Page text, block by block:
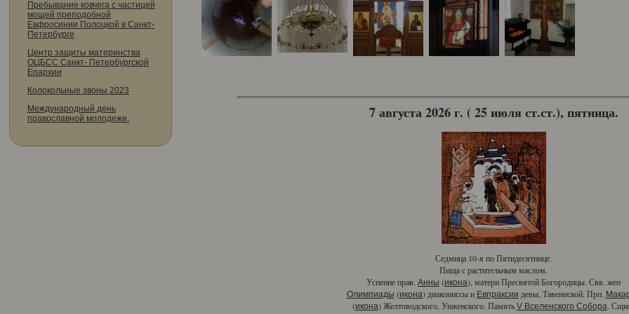
Пребывание ковчега с частицей
мощей преподобной
Евфросинии Полоцкой в Санкт-
Петербурге
Центр защиты материнства
ОЦБСС Санкт- Петербургской
Епархии
Колокольные звоны 2023
Международный день
православной молодежи.
7 августа 2026 г. ( 25 июля ст.ст.), пятница.
Седмица 10-я по Пятидесятнице.
Пища с растительным маслом.
Успение прав. Анны (икона), матери Пресвятой Богородицы. Свв. жен
Олимпиады (икона) диакониссы и Евпраксии девы, Тавеннской. Прп.
(икона) Желтоводского, Унженского. Память V Вселенского Собора.